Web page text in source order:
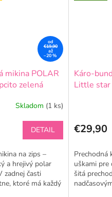
od
€19,90
až
–20 %
mikina POLAR
zelená
Skladom (1 ks)
DETAIL
na zips –
a hrejivý polar
zadnej časti
ktoré má každý
Káro-
Little star
€29,90
Prechodná
uškami pre
šitá